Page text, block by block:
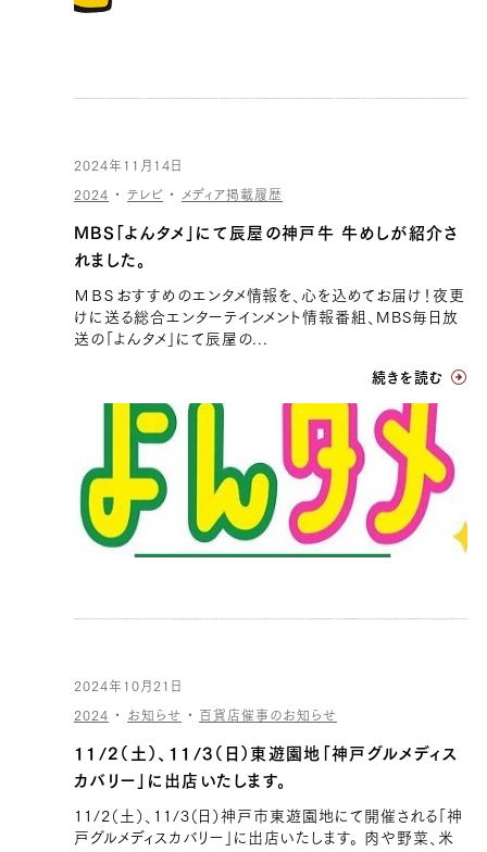
2024年11月14日
2024 ・ テレビ・ メディア掲載履歴
MBS「よんタメ」にて辰屋の神戸牛 牛めしが紹介さ
れました。
ＭＢＳおすすめのエンタメ情報を、心を込めてお届け！夜更
けに送る総合エンターテインメント情報番組、MBS毎日放
送の「よんタメ」にて辰屋の...
続きを読む
2024年10月21日
2024 ・ お知らせ ・ 百貨店催事のお知らせ
11/2（土）、11/3（日）東遊園地「神戸グルメディス
カバリー」に出店いたします。
11/2（土）、11/3（日）神戸市東遊園地にて開催される「神
戸グルメディスカバリー」に出店いたします。 肉や野菜、米